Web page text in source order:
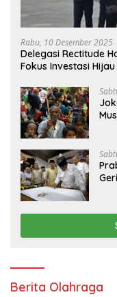
Rabu, 10 Desember
Delegasi Rectitude
Fokus Investasi
Berita Olahraga